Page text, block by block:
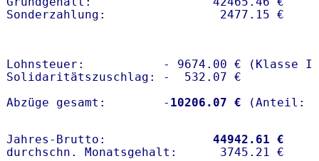
Lohnsteuer:           - 9674.00 € (Klasse I)
Solidaritätszuschlag: -  532.07 €
Abzüge gesamt:        - 10206.07 €
Jahres-Brutto: 44942.61 €